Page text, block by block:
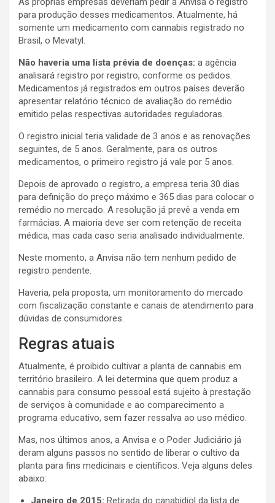
para produção desses medicamentos. Atualmente, há
somente um medicamento com cannabis registrado no
Brasil, o Mevatyl.
Não haveria uma lista prévia de doenças: a agência
analisará registro por registro, conforme os pedidos.
Medicamentos já registrados em outros países deverão
apresentar relatório técnico de avaliação do remédio
emitido pelas respectivas autoridades reguladoras.
O registro inicial teria validade de 3 anos e as renovações
seguintes, de 5 anos. Geralmente, para os outros
medicamentos, o primeiro registro já vale por 5 anos.
Depois de aprovado o registro, a empresa teria 30 dias
para definição do preço máximo e 365 dias para colocar o
remédio no mercado. A resolução já prevê a venda em
farmácias. A maioria deve ser com retenção de receita
médica, mas cada caso seria analisado individualmente.
Neste momento, a Anvisa não tem nenhum pedido de
registro pendente.
Haveria, pela proposta, um monitoramento do mercado
com fiscalização constante e canais de atendimento para
dúvidas de consumidores.
Regras atuais
Atualmente, é proibido cultivar a planta de cannabis em
território brasileiro. A lei determina que quem produz a
cannabis para consumo pessoal está sujeito à prestação
de serviços à comunidade e ao comparecimento a
programa educativo, sem fazer ressalva ao uso médico.
Mas, nos últimos anos, a Anvisa e o Poder Judiciário já
deram alguns passos no sentido de liberar o cultivo da
planta para fins medicinais e científicos. Veja alguns deles
abaixo:
Janeiro de 2015: Retirada do canabidiol da lista de